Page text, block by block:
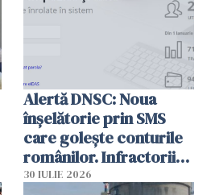
Alertă DNSC: Noua
înșelătorie prin SMS
care golește conturile
românilor. Infractorii
folosesc numele
30 IULIE 2026